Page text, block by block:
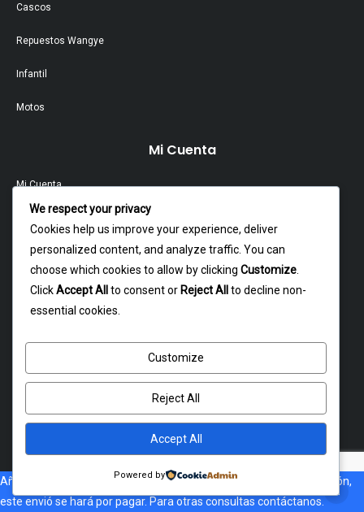
Añade al carrito, Si no esta disponible el costo de envió a tu dirección,
este envió se hará por pagar. Para otras consultas contáctanos.
Cascos
Repuestos Wangye
Infantil
Motos
Mi Cuenta
Mi Cuenta
Garantía Y Devoluciones
Política Y Privacidad
Dagoberto godoy 16, cerrillos
atencion@rxmotochile.cl
+56934993058
Copyright © 2026. RXMOTO. Todos los derechos reservados
We respect your privacy
Cookies help us improve your experience, deliver
personalized content, and analyze traffic. You can
choose which cookies to allow by clicking Customize
ClickAccept All to consent or Reject All to decline non-
essential cookies.
Customize
Reject All
Accept All
Powered by